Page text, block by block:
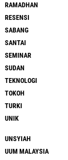
RAMADHAN
RESENSI
SABANG
SANTAI
SEMINAR
SUDAN
TEKNOLOGI
TOKOH
TURKI
UNIK
UNSYIAH
UUM MALAYSIA